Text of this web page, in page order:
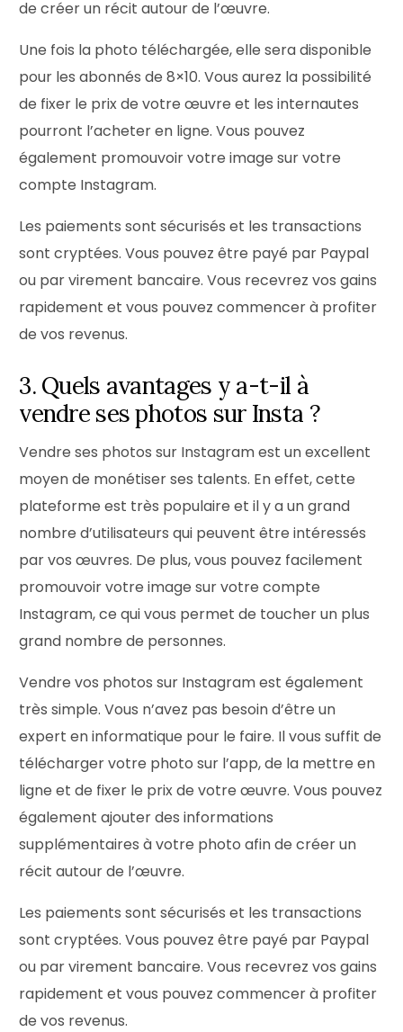
de créer un récit autour de l’œuvre.
Une fois la photo téléchargée, elle sera disponible
pour les abonnés de 8×10. Vous aurez la possibilité
de fixer le prix de votre œuvre et les internautes
pourront l’acheter en ligne. Vous pouvez
également promouvoir votre image sur votre
compte Instagram.
Les paiements sont sécurisés et les transactions
sont cryptées. Vous pouvez être payé par Paypal
ou par virement bancaire. Vous recevrez vos gains
rapidement et vous pouvez commencer à profiter
de vos revenus.
3. Quels avantages y a-t-il à
vendre ses photos sur Insta ?
Vendre ses photos sur Instagram est un excellent
moyen de monétiser ses talents. En effet, cette
plateforme est très populaire et il y a un grand
nombre d’utilisateurs qui peuvent être intéressés
par vos œuvres. De plus, vous pouvez facilement
promouvoir votre image sur votre compte
Instagram, ce qui vous permet de toucher un plus
grand nombre de personnes.
Vendre vos photos sur Instagram est également
très simple. Vous n’avez pas besoin d’être un
expert en informatique pour le faire. Il vous suffit de
télécharger votre photo sur l’app, de la mettre en
ligne et de fixer le prix de votre œuvre. Vous pouvez
également ajouter des informations
supplémentaires à votre photo afin de créer un
récit autour de l’œuvre.
Les paiements sont sécurisés et les transactions
sont cryptées. Vous pouvez être payé par Paypal
ou par virement bancaire. Vous recevrez vos gains
rapidement et vous pouvez commencer à profiter
de vos revenus.